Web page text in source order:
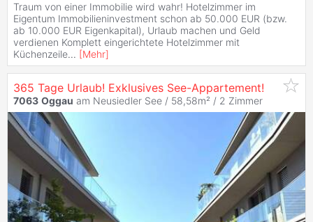
Traum von einer Immobilie wird wahr! Hotelzimmer im
Eigentum Immobilieninvestment schon ab 50.000 EUR (bzw.
ab 10.000 EUR Eigenkapital), Urlaub machen und Geld
verdienen Komplett eingerichtete Hotelzimmer mit
Küchenzeile... [Mehr]
365 Tage Urlaub! Exklusives See-Appartement!
7063 Oggau am Neusiedler See / 58,58m² / 2 Zimmer